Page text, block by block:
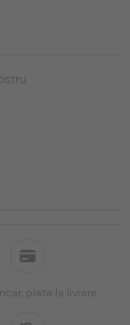
plata la livrare